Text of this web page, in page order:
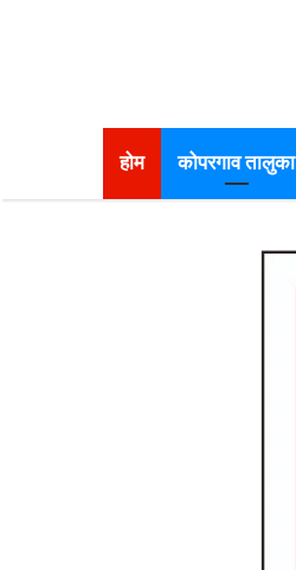
होम कोपरगाव तालुका